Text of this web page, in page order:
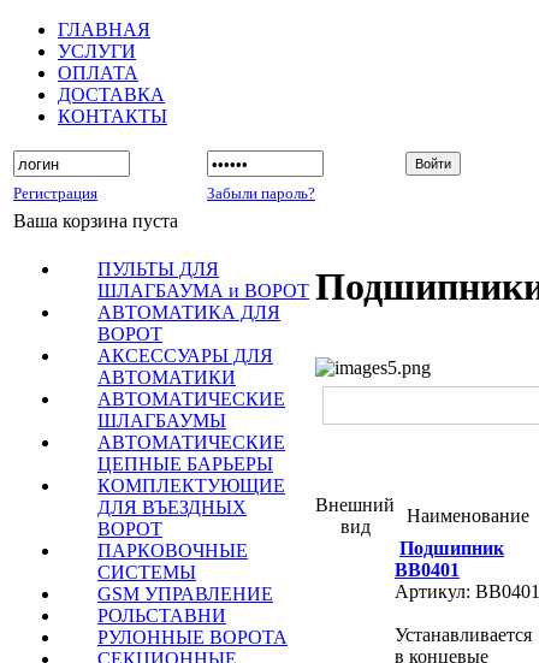
ГЛАВНАЯ
УСЛУГИ
ОПЛАТА
ДОСТАВКА
КОНТАКТЫ
Регистрация Забыли пароль?
Ваша корзина пуста
ПУЛЬТЫ ДЛЯ
ШЛАГБАУМА и ВОРОТ
АВТОМАТИКА ДЛЯ
ВОРОТ
АКСЕССУАРЫ ДЛЯ
АВТОМАТИКИ
АВТОМАТИЧЕСКИЕ
ШЛАГБАУМЫ
АВТОМАТИЧЕСКИЕ
ЦЕПНЫЕ БАРЬЕРЫ
КОМПЛЕКТУЮЩИЕ
ДЛЯ ВЪЕЗДНЫХ
ВОРОТ
ПАРКОВОЧНЫЕ
СИСТЕМЫ
GSM УПРАВЛЕНИЕ
РОЛЬСТАВНИ
РУЛОННЫЕ ВОРОТА
СЕКЦИОННЫЕ
Внешний
вид
Наименование
Подшипник
BB0401
Артикул: BB0401
Устанавливается
в концевые